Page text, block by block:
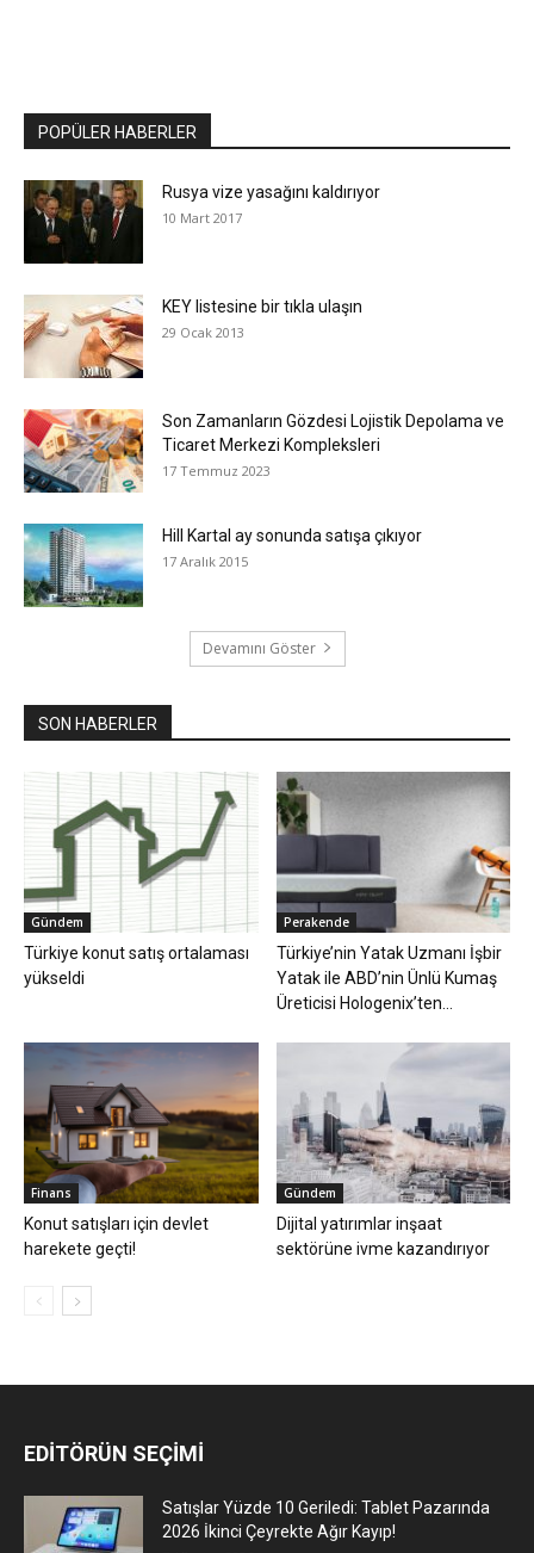
POPÜLER HABERLER
Rusya vize yasağını kaldırıyor
10 Mart 2017
KEY listesine bir tıkla ulaşın
29 Ocak 2013
Son Zamanların Gözdesi Lojistik Depolama ve
Ticaret Merkezi Kompleksleri
17 Temmuz 2023
​Hill Kartal ay sonunda satışa çıkıyor
17 Aralık 2015
Devamını Göster
SON HABERLER
Gündem
Türkiye konut satış ortalaması
yükseldi
Perakende
Türkiye’nin Yatak Uzmanı İşbir
Yatak ile ABD’nin Ünlü Kumaş
Üreticisi Hologenix’ten...
Finans
Konut satışları için devlet
harekete geçti!
Gündem
Dijital yatırımlar inşaat
sektörüne ivme kazandırıyor
EDİTÖRÜN SEÇİMİ
Satışlar Yüzde 10 Geriledi: Tablet Pazarında
2026 İkinci Çeyrekte Ağır Kayıp!